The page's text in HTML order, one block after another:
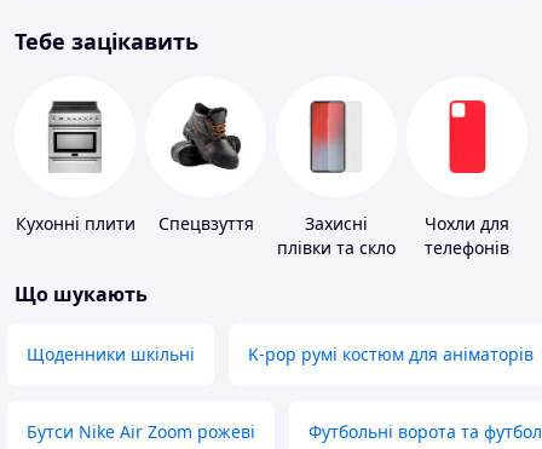
Тебе зацікавить
Кухонні плити Спецвзуття
Захисні
плівки та скло
Чохли для
телефонів
Що шукають
Щоденники шкільні K-pop румі костюм для аніматорів
Бутси Nike Air Zoom рожеві Футбольні ворота та